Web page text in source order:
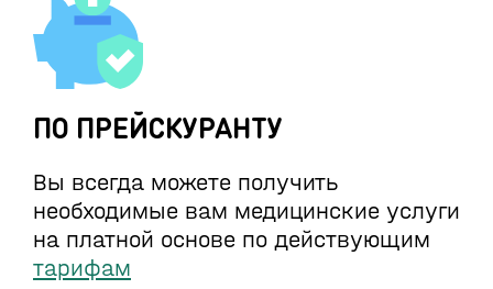
ПО ПРЕЙСКУРАНТУ
Вы всегда можете получить
необходимые вам медицинские услуги
на платной основе по действующим
тарифам